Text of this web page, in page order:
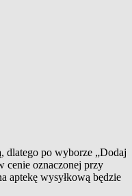
dlatego po wyborze „Dodaj
cenie oznaczonej przy
aptekę wysyłkową będzie